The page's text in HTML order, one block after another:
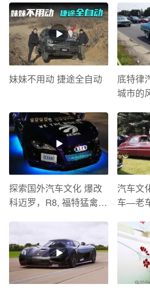
妹妹不用动 捷途全自动
底特律
城市的
探索国外汽车文化 爆改
科迈罗，R8, 福特猛禽
汽车文
车—老